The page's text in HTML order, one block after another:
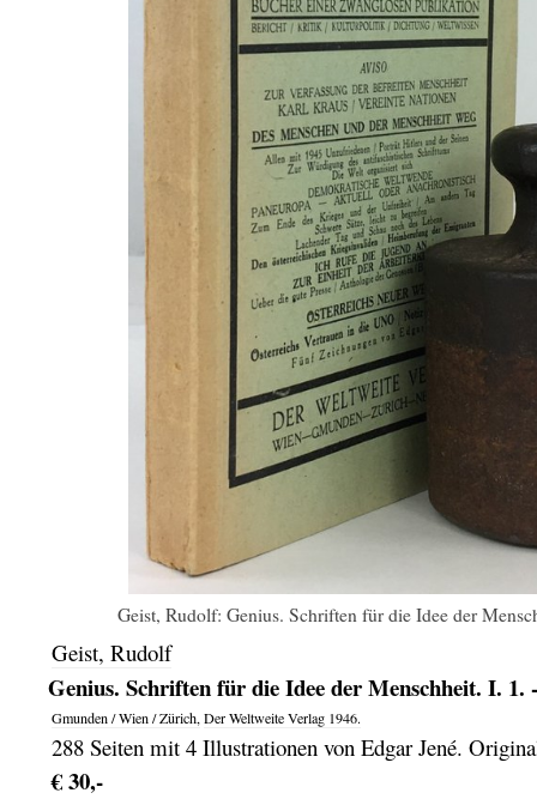
Geist, Rudolf: Genius. Schriften für die Idee der
Geist, Rudolf
Genius. Schriften für die Idee der Menschheit. I. 1.
Gmunden / Wien / Zürich, Der Weltweite Verlag 1946.
288 Seiten mit 4 Illustrationen von Edgar Jené.
€ 30,-